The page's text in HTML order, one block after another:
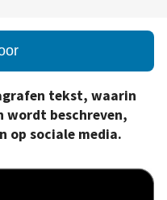
tekst, waarin
wordt beschreven,
op sociale media.